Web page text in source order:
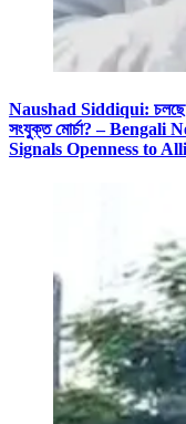
Naushad Siddiqui: চলছে
সংযুক্ত মোর্চা? –
Signals Openness to